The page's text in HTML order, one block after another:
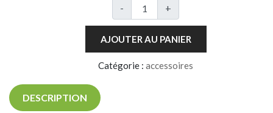
- +
AJOUTER AU PANIER
Catégorie : accessoires
DESCRIPTION